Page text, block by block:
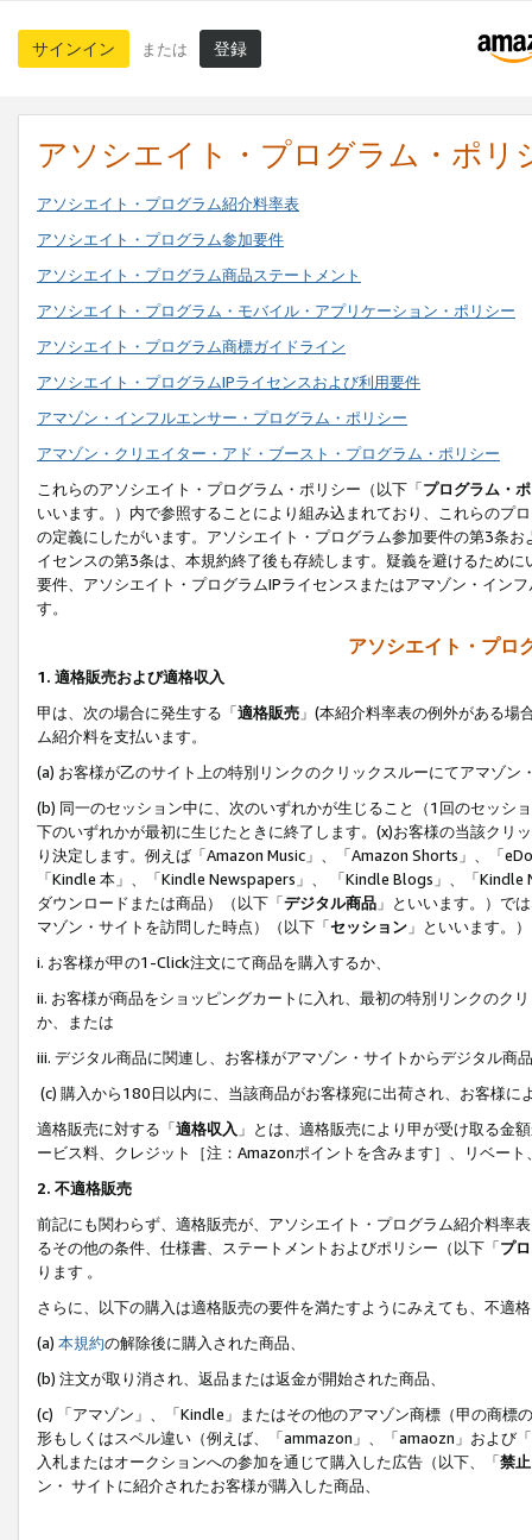
サインイン または 登録
アソシエイト・プログラム・ポリ
アソシエイト・プログラム紹介料率表
アソシエイト・プログラム参加要件
アソシエイト・プログラム商品ステートメント
アソシエイト・プログラム・モバイル・アプリケーション・ポリシー
アソシエイト・プログラム商標ガイドライン
アソシエイト・プログラムIPライセンスおよび利用要件
アマゾン・インフルエンサー・プログラム・ポリシー
アマゾン・クリエイター・アド・ブースト・プログラム・ポリシー
これらのアソシエイト・プログラム・ポリシー（以下「プログラム・
いいます。）内で参照することにより組み込まれており、これらのプ
の定義にしたがいます。アソシエイト・プログラム参加要件の第3条
イセンスの第3条は、本規約終了後も存続します。疑義を避けるため
要件、アソシエイト・プログラムIPライセンスまたはアマゾン・イン
す。
アソシエイト・プロ
1. 適格販売および適格収入
甲は、次の場合に発生する「適格販売 」(本紹介料率表の例外がある
ム紹介料を支払います。
(a) お客様が乙のサイト上の特別リンクのクリックスルーにてアマゾン
(b) 同一のセッション中に、次のいずれかが生じること（1回のセッシ
下のいずれかが最初に生じたときに終了します。(x)お客様の当該ク
り決定します。例えば「Amazon Music」、「Amazon Shorts」、「
「Kindle 本」、「Kindle Newspapers」、 「Kindle Blogs」、「
ダウンロードまたは商品）（以下「デジタル商品 」といいます。）で
マゾン・サイトを訪問した時点）（以下「セッション 」といいます。
i. お客様が甲の1-Click注文にて商品を購入するか、
ii. お客様が商品をショッピングカートに入れ、最初の特別リンクのク
か、または
iii. デジタル商品に関連し、お客様がアマゾン・サイトからデジタル
(c) 購入から180日以内に、当該商品がお客様宛に出荷され、お客様
適格販売に対する「適格収入 」とは、適格販売により甲が受け取る金
ービス料、クレジット［注：Amazonポイントを含みます］、リベー
2. 不適格販売
前記にも関わらず、適格販売が、アソシエイト・プログラム紹介料率
るその他の条件、仕様書、ステートメントおよびポリシー（以下「プ
ります 。
さらに、以下の購入は適格販売の要件を満たすようにみえても、不適
(a) 本規約の解除後に購入された商品、
(b) 注文が取り消され、返品または返金が開始された商品、
(c) 「アマゾン」、「Kindle」またはその他のアマゾン商標（甲の商
形もしくはスペル違い（例えば、「ammazon」、「amaozn」および
入札またはオークションへの参加を通じて購入した広告（以下、「禁
ン・ サイトに紹介されたお客様が購入した商品、